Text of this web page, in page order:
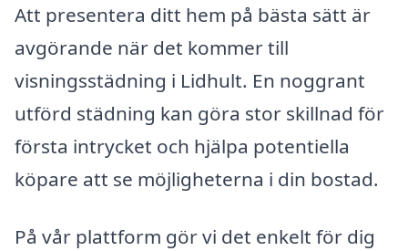
Att presentera ditt hem på bästa sätt är
avgörande när det kommer till
visningsstädning i Lidhult. En noggrant
utförd städning kan göra stor skillnad för
första intrycket och hjälpa potentiella
köpare att se möjligheterna i din bostad.
På vår plattform gör vi det enkelt för dig